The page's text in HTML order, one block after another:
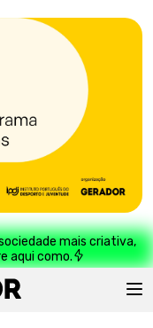
mais criativa,
aqui como.